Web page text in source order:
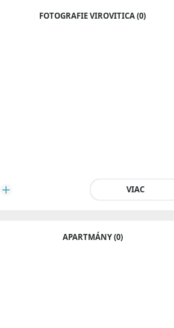
FOTOGRAFIE VIROVITICA (0)
VIAC
APARTMÁNY (0)